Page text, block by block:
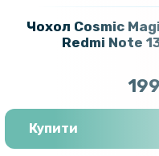
Чохол Cosmic
Redmi Note
Купити